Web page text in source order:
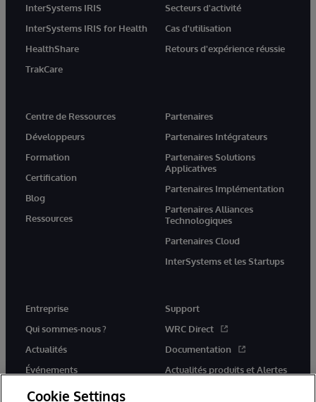
InterSystems IRIS
InterSystems IRIS for Health
HealthShare
TrakCare
Secteurs d'activité
Cas d'utilisation
Retours d'expérience réussie
Centre de Ressources
Développeurs
Formation
Certification
Blog
Ressources
Partenaires
Partenaires Intégrateurs
Partenaires Solutions
Applicatives
Partenaires Implémentation
Partenaires Alliances
Technologiques
Partenaires Cloud
InterSystems et les Startups
Entreprise
Qui sommes-nous ?
Actualités
Événements
Rejoignez-nous
Support
WRC Direct
Documentation
Actualités produits et Alertes
Cookie Settings